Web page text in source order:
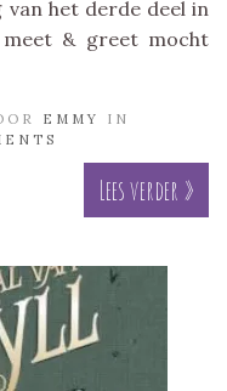
het derde deel in
& greet mocht
EMMY
IN
Lees verder »